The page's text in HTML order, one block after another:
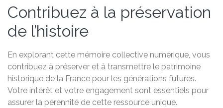
Contribuez à la préservation
de l’histoire
En explorant cette mémoire collective numérique, vous
contribuez à préserver et à transmettre le patrimoine
historique de la France pour les générations futures.
Votre intérêt et votre engagement sont essentiels pour
assurer la pérennité de cette ressource unique.